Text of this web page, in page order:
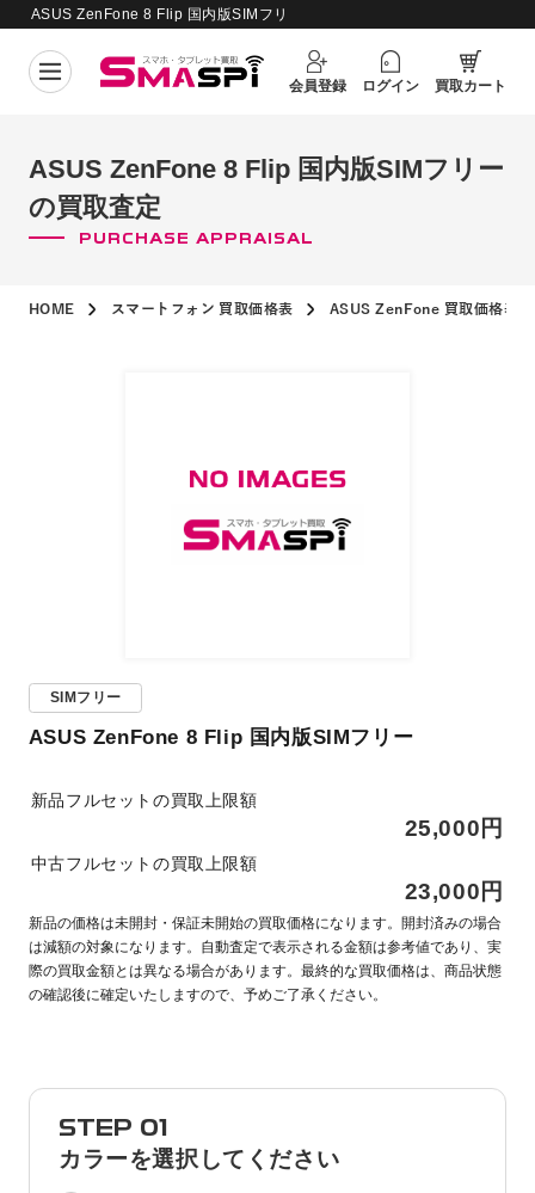
ASUS ZenFone 8 Flip 国内版SIMフリ
会員登録 ログイン 買取カート
ASUS ZenFone 8 Flip 国内版SIMフリー
の買取査定
PURCHASE APPRAISAL
HOME スマートフォン 買取価格表 ASUS ZenFone 買取価格表
SIMフリー
ASUS ZenFone 8 Flip 国内版SIMフリー
新品フルセットの買取上限額
25,000円
中古フルセットの買取上限額
23,000円
新品の価格は未開封・保証未開始の買取価格になります。開封済みの場合
は減額の対象になります。自動査定で表示される金額は参考値であり、実
際の買取金額とは異なる場合があります。最終的な買取価格は、商品状態
の確認後に確定いたしますので、予めご了承ください。
STEP 01
カラーを選択してください